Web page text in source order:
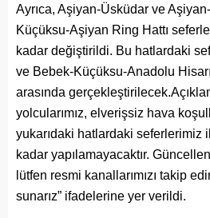
Ayrıca, Aşiyan-Üsküdar ve
Küçüksu-Aşiyan Ring Hattı
kadar değiştirildi. Bu hatlardaki
ve Bebek-Küçüksu-Anadolu
arasında
yolcularımız, elverişsiz hava
yukarıdaki hatlardaki seferlerimiz
kadar yapılamayacaktır.
lütfen resmi kanallarımızı takip
sunarız” ifadelerine yer verildi.